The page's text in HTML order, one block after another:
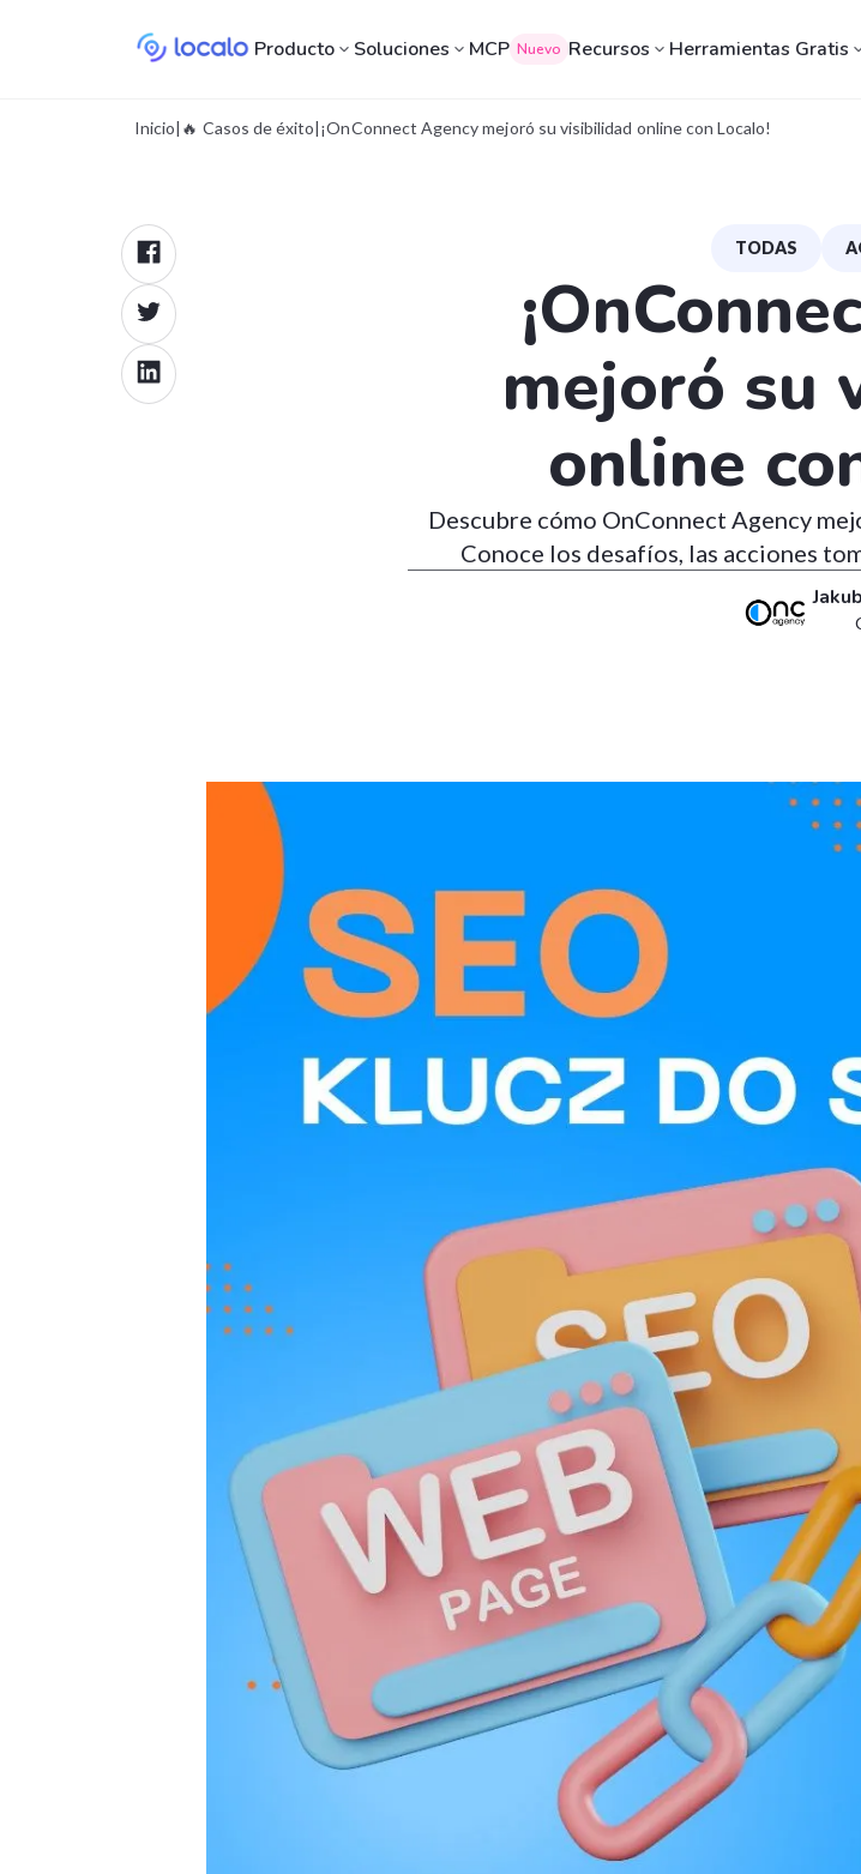
Producto Soluciones MCP Nuevo Recursos Herramientas Gratis
Inicio| 🔥 Casos de éxito|¡OnConnect Agency mejoró su visibilidad online con Localo!
TODAS
mejoró su
online
Descubre cómo OnConnect Agency
Conoce los desafíos, las acciones